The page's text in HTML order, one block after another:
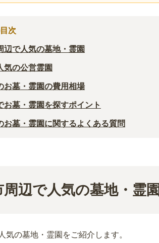
次
辺で人気の墓地・霊園
気の公営霊園
お墓・霊園の費用相場
お墓・霊園を探すポイント
お墓・霊園に関するよくある質問
周辺で人気の墓地・霊園
気の墓地・霊園をご紹介します。